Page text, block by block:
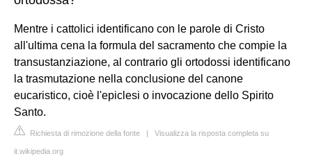
Mentre i cattolici identificano con le parole di Cristo
all'ultima cena la formula del sacramento che compie la
transustanziazione, al contrario gli ortodossi identificano
la trasmutazione nella conclusione del canone
eucaristico, cioè l'epiclesi o invocazione dello Spirito
Santo.
Richiesta di rimozione della fonte | Visualizza la risposta completa su
it.wikipedia.org